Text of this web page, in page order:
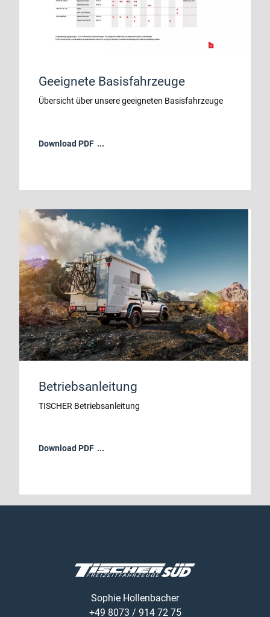
Geeignete Basisfahrzeuge
Übersicht über unsere geeigneten Basisfahrzeuge
Download PDF
Betriebsanleitung
TISCHER Betriebsanleitung
Download PDF
Sophie Hollenbacher
+49 8073 / 914 72 75